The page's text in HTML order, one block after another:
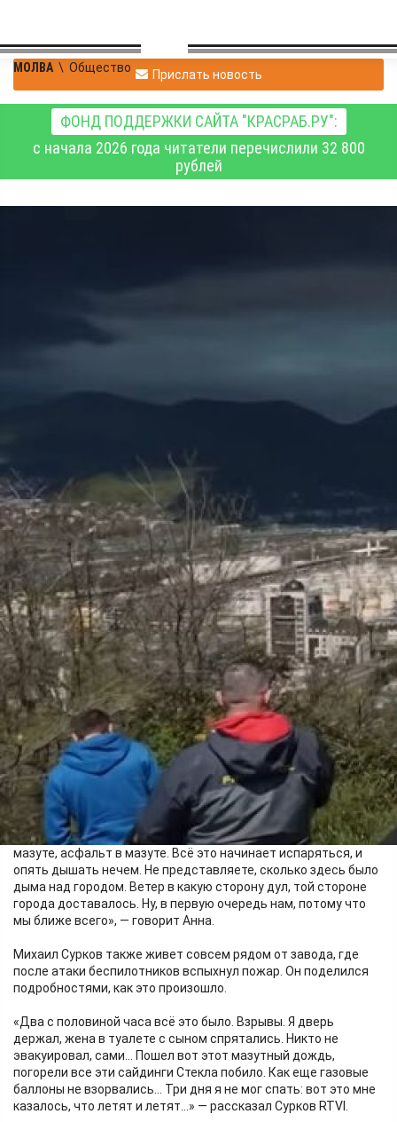
МОЛВА \ Общество Прислать новость
ФОНД ПОДДЕРЖКИ САЙТА "КРАСРАБ.РУ":
с начала 2026 года читатели перечислили 32 800
рублей
«Три дня я не мог спать»:
RTVI, как пережили атаки
В апреле-мае город Туапсе пережил четыре атаки
беспилотников. Пострадали морской порт и
нефтеперерабатывающий завод (НПЗ), на котором вспыхнул
пожар. Произошел разлив нефтепродуктов. Два человека
официально признаны погибшими, десятки были
эвакуированы. Жители Туапсе рассказали RTVI о том, что
происходило в городе в эти недели. Смотрите специальный
репортаж Алексея Казанникова «Черное» море».
Анна Бережковская живет на улице Кошкина — ближайшей к
НПЗ.
«Если посмотреть на крыши, они все в мазуте. Листья в
мазуте, асфальт в мазуте. Всё это начинает испаряться, и
опять дышать нечем. Не представляете, сколько здесь было
дыма над городом. Ветер в какую сторону дул, той стороне
города доставалось. Ну, в первую очередь нам, потому что
мы ближе всего», — говорит Анна.
Михаил Сурков также живет совсем рядом от завода, где
после атаки беспилотников вспыхнул пожар. Он поделился
подробностями, как это произошло.
«Два с половиной часа всё это было. Взрывы. Я дверь
держал, жена в туалете с сыном спрятались. Никто не
эвакуировал, сами… Пошел вот этот мазутный дождь,
погорели все эти сайдинги Стекла побило. Как еще газовые
баллоны не взорвались… Три дня я не мог спать: вот это мне
казалось, что летят и летят…» — рассказал Сурков RTVI.